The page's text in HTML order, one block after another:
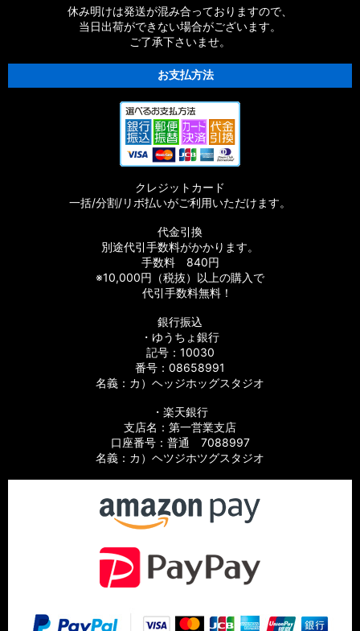
【シマノ】21SLX BFS［SLX］純正パーツリスト
【シマノ】21-22カルカッタコンクエスト
【シマノ】18バンタム MGL［BANTAM MGL］純正パーツリス
【シマノ】21オシアジガー［OCEA JIGGER］純正パーツリス
【シマノ】20SLX DC［SLX］純正パーツリスト
【シマノ】19SLX MGL［SLX］純正パーツリスト
【シマノ】19-20オシアコンクエスト リミテッド［OCEA
CONQUEST］純正パーツリスト
【シマノ】21グラップラー［GRAPPLER］純正パーツリスト
【シマノ】15アルデバラン BFS XG LIMITED［ALDEBARAN］
【シマノ】15アルデバラン［ALDEBARAN］純正パーツリスト
【シマノ】09アルデバラン Mg/Mg7［ALDEBARAN］純正パ
【シマノ】21スコーピオン MD［Scorpion］純正パーツリスト
休み明けは発送が混み合っておりますので、
当日出荷ができない場合がございます。
ご了承下さいませ。
お支払方法
クレジットカード
一括/分割/リボ払いがご利用いただけます。
代金引換
別途代引手数料がかかります。
手数料 840円
※10,000円（税抜）以上の購入で
代引手数料無料！
銀行振込
・ゆうちょ銀行
記号：10030
番号：08658991
名義：カ）ヘッジホッグスタジオ
・楽天銀行
支店名：第一営業支店
口座番号：普通 7088997
名義：カ）ヘツジホツグスタジオ